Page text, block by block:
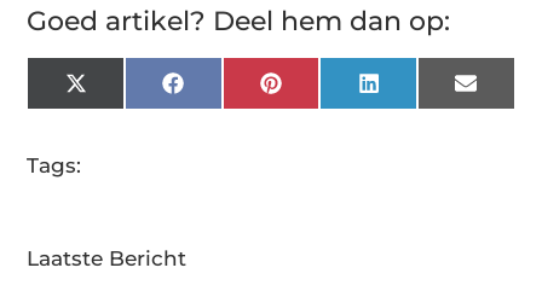
Goed artikel? Deel hem dan op:
X
(Twitter)
FacebookPinterestLinkedInEmail
Tags:
Laatste Bericht